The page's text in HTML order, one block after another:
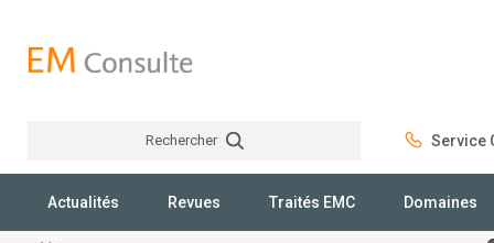
Rechercher Service
Actualités Revues Traités EMC Domaines